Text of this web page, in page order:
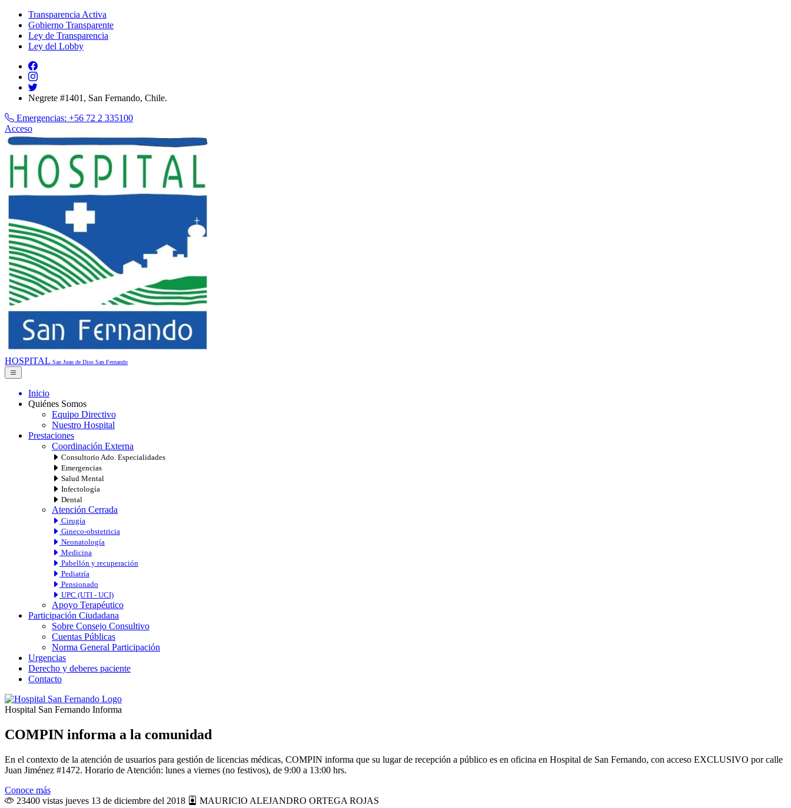
Transparencia Activa
Gobierno Transparente
Ley de Transparencia
Ley del Lobby
Negrete #1401, San Fernando, Chile.
Emergencias: +56 72 2 335100
Acceso
HOSPITAL San Juan de Dios San Fernando
Inicio
Quiénes Somos
Equipo Directivo
Nuestro Hospital
Prestaciones
Coordinación Externa
Consultorio Ado. Especialidades
Emergencias
Salud Mental
Infectología
Dental
Atención Cerrada
Cirugía
Gineco-obstetricia
Neonatología
Medicina
Pabellón y recuperación
Pediatría
Pensionado
UPC (UTI - UCI)
Apoyo Terapéutico
Participación Ciudadana
Sobre Consejo Consultivo
Cuentas Públicas
Norma General Participación
Urgencias
Derecho y deberes paciente
Contacto
Hospital San Fernando Informa
COMPIN informa a la comunidad
En el contexto de la atención de usuarios para gestión de licencias médicas, COMPIN informa que su lugar de recepción a público es en oficina en Hospital de San Fernando, con acceso EXCLUSIVO por calle
Juan Jiménez #1472. Horario de Atención: lunes a viernes (no festivos), de 9:00 a 13:00 hrs.
Conoce más
23400 vistas jueves 13 de diciembre del 2018 MAURICIO ALEJANDRO ORTEGA ROJAS